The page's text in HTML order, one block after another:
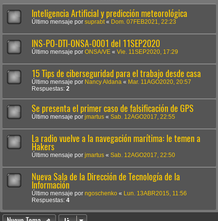
Inteligencia Artificial y predicción meteorológica
Último mensaje por suprabt « Dom. 07FEB2021, 22:23
INS-PO-DTI-ONSA-0001 del 11SEP2020
Último mensaje por ONSA/VE « Vie. 11SEP2020, 17:29
15 Tips de ciberseguridad para el trabajo desde casa
Último mensaje por Nancy Aldana « Mar. 11AGO2020, 20:57
Respuestas: 2
Se presenta el primer caso de falsificación de GPS
Último mensaje por jmartus « Sab. 12AGO2017, 22:55
La radio vuelve a la navegación marítima: le temen a
Hakers
Último mensaje por jmartus « Sab. 12AGO2017, 22:50
Nueva Sala de la Dirección de Tecnología de la
Información
Último mensaje por ngoschenko «
Lun. 13ABR2015, 11:56
Respuestas: 4